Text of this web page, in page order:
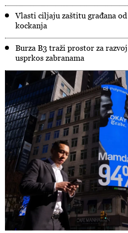
Vlasti ciljaju zaštitu građana
kockanja
Burza B3 traži prostor za
usprkos zabranama